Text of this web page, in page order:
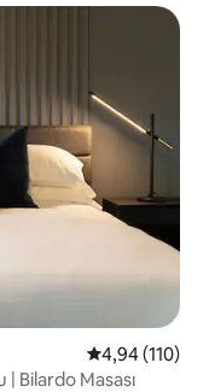
arasında
5 üzerinden
4,94 (110)
| Bilardo Masası